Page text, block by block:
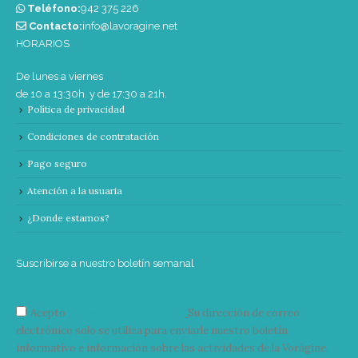
Teléfono:‭942 375 226‬
Contacto:info@lavoragine.net
HORARIOS
De lunes a viernes
de 10 a 13:30h. y de 17:30 a 21h.
Política de privacidad
Condiciones de contratación
Pago seguro
Atención a la usuaria
¿Donde estamos?
Suscribirse a nuestro boletín semanal
Acepto
Su dirección de correo
electrónico solo se utiliza para enviarle nuestro boletín
informativo e información sobre las actividades de la Vorágine.